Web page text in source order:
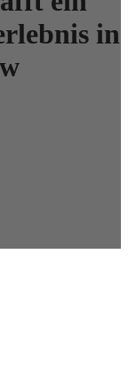
in